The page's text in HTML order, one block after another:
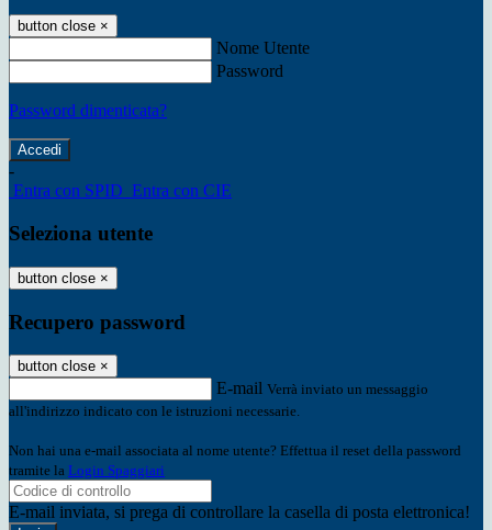
button close ×
Nome Utente
Password
Password dimenticata?
-
Entra con SPID Entra con CIE
Seleziona utente
button close ×
Recupero password
button close ×
E-mail Verrà inviato un messaggio
all'indirizzo indicato con le istruzioni necessarie.
Non hai una e-mail associata al nome utente? Effettua il reset della password
tramite la Login Spaggiari
E-mail inviata, si prega di controllare la casella di posta elettronica!